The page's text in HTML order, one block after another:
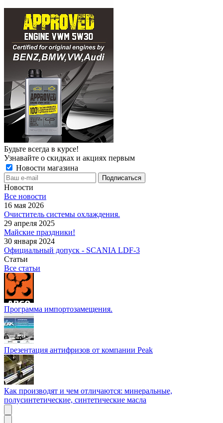
Будьте всегда в курсе!
Узнавайте о скидках и акциях первым
Новости магазина
Новости
Все новости
16 мая 2026
Очиститель системы охлаждения.
29 апреля 2025
Майские праздники!
30 января 2024
Официальный допуск - SCANIA LDF-3
Статьи
Все статьи
Программа импортозамещения.
Презентация антифризов от компании Peak
Как производят и чем отличаются: минеральные,
полусинтетические, синтетические масла